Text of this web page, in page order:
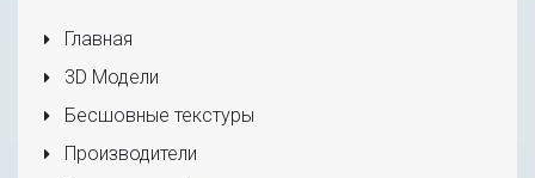
Главная
3D Модели
Бесшовные текстуры
Производители